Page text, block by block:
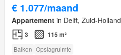
€ 1.077/maand
Appartement in Delft, Zuid-Holland
3 115 m²
Balkon Opslagruimte